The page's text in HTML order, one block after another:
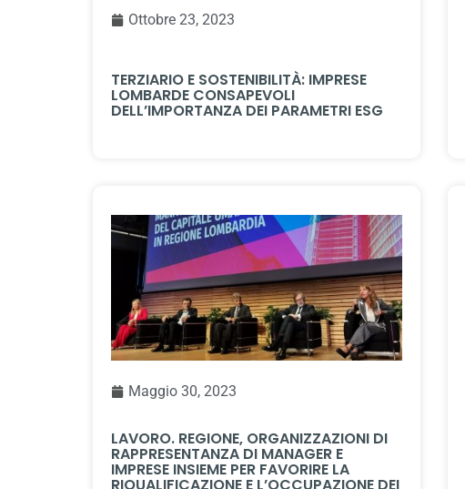
Ottobre 23, 2023
TERZIARIO E SOSTENIBILITÀ: IMPRESE
LOMBARDE CONSAPEVOLI
DELL’IMPORTANZA DEI PARAMETRI ESG
Maggio 30, 2023
LAVORO. REGIONE, ORGANIZZAZIONI DI
RAPPRESENTANZA DI MANAGER E
IMPRESE INSIEME PER FAVORIRE LA